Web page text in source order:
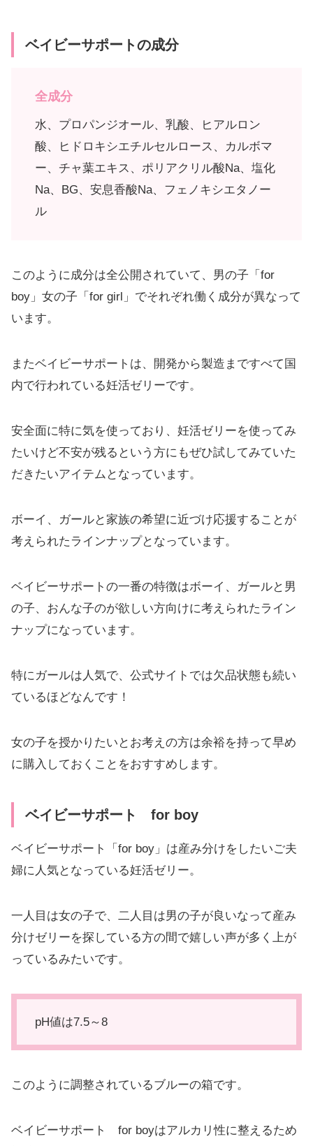
ベイビーサポートの成分
全成分
水、プロパンジオール、乳酸、ヒアルロン
酸、ヒドロキシエチルセルロース、カルボマ
ー、チャ葉エキス、ポリアクリル酸Na、塩化
Na、BG、安息香酸Na、フェノキシエタノー
ル
このように成分は全公開されていて、男の子「for
boy」女の子「for girl」でそれぞれ働く成分が異なって
います。
またベイビーサポートは、開発から製造まですべて国
内で行われている妊活ゼリーです。
安全面に特に気を使っており、妊活ゼリーを使ってみ
たいけど不安が残るという方にもぜひ試してみていた
だきたいアイテムとなっています。
ボーイ、ガールと家族の希望に近づけ応援することが
考えられたラインナップとなっています。
ベイビーサポートの一番の特徴はボーイ、ガールと男
の子、おんな子のが欲しい方向けに考えられたライン
ナップになっています。
特にガールは人気で、公式サイトでは欠品状態も続い
ているほどなんです！
女の子を授かりたいとお考えの方は余裕を持って早め
に購入しておくことをおすすめします。
ベイビーサポート for boy
ベイビーサポート「for boy」は産み分けをしたいご夫
婦に人気となっている妊活ゼリー。
一人目は女の子で、二人目は男の子が良いなって産み
分けゼリーを探している方の間で嬉しい声が多く上が
っているみたいです。
pH値は7.5～8
このように調整されているブルーの箱です。
ベイビーサポート for boyはアルカリ性に整えるため